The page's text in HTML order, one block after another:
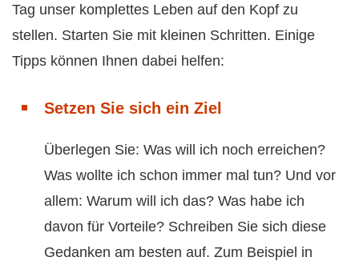
Tag unser komplettes Leben auf den Kopf zu
stellen. Starten Sie mit kleinen Schritten. Einige
Tipps können Ihnen dabei helfen:
Setzen Sie sich ein Ziel
Überlegen Sie: Was will ich noch erreichen?
Was wollte ich schon immer mal tun? Und vor
allem: Warum will ich das? Was habe ich
davon für Vorteile? Schreiben Sie sich diese
Gedanken am besten auf. Zum Beispiel in